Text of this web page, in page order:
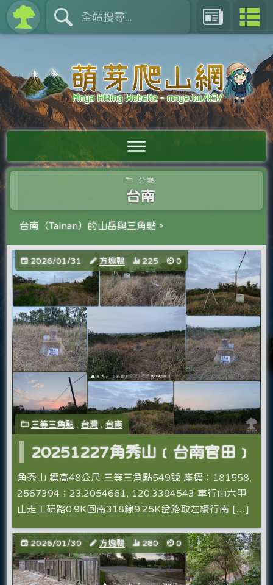
分類
台南
台南（Tainan）的山岳與三角點。
2026/01/31 方塊鴨 225 0
三等三角點 ,台灣 ,台南
20251227角秀山﹝台南官田﹞
角秀山 標高48公尺 三等三角點549號 座標：181558,
2567394；23.2054661, 120.3394543 車行由六甲
山走工研路0.9K回南318線9.25K岔路取左續行南 […]
2026/01/30 方塊鴨 280 0